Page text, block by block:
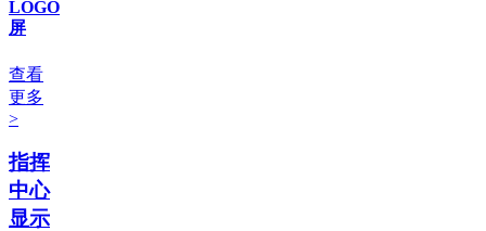
LOGO
屏
查看
更多
>
指挥
中心
显示